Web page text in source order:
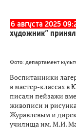
6 августа 2025
художник”
Фото: департамент
Воспитанники
в мастер-классах в
писали пейзажи
живописи и
Журавлевым и
училища им. М.И.